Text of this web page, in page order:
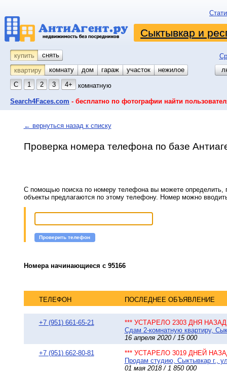
Сыктывкар и
купить снять
квартиру
комнату койко-место
дом гараж участок
нежилое
С
1 2 3 4+ комнатную
Search4Faces.com - бесплатно по фотографии найти
← вернуться назад к списку
Проверка номера телефона по базе
С помощью поиска по номеру телефона вы можете определить,
объекты предлагаются по этому телефону. Номер можно
Проверить телефон
Номера начинающиеся с 95166
ТЕЛЕФОН ПОСЛЕДНЕЕ ОБЪЯВЛЕНИЕ
+7 (951) 661-65-21
*** УСТАРЕЛО 2303 ДНЯ НАЗАД
Сдам 2-комнатную квартиру,
16 апреля 2020 / 15 000
+7 (951) 662-80-81
*** УСТАРЕЛО 3019 ДНЕЙ
Продам студию, Сыктывкар г.,
01 мая 2018 / 1 850 000